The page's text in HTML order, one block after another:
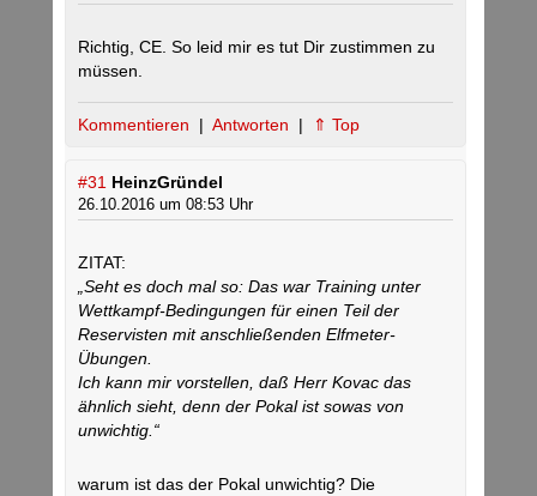
Richtig, CE. So leid mir es tut Dir zustimmen zu
müssen.
Kommentieren | Antworten | ⇑ Top
#31 HeinzGründel
26.10.2016 um 08:53 Uhr
ZITAT:
„Seht es doch mal so: Das war Training unter
Wettkampf-Bedingungen für einen Teil der
Reservisten mit anschließenden Elfmeter-
Übungen.
Ich kann mir vorstellen, daß Herr Kovac das
ähnlich sieht, denn der Pokal ist sowas von
unwichtig.“
warum ist das der Pokal unwichtig? Die